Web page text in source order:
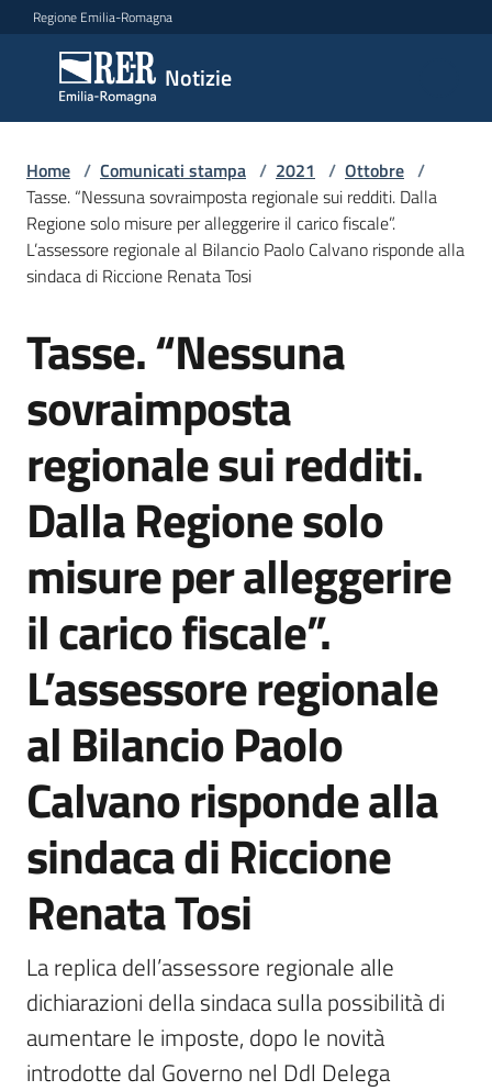
Vai al contenuto
Vai alla navigazione
Vai al footer
Regione Emilia-Romagna
Notizie
Notizie
Comunicati
stampa
Menu selezionato
Cerca
un
Risorse
Agenzia
di
informazione
e
comunicazione
Seguici
su
Home / Comunicati stampa / 2021 / Ottobre /
Tasse. “Nessuna sovraimposta regionale sui redditi. Dalla
Regione solo misure per alleggerire il carico fiscale”.
L’assessore regionale al Bilancio Paolo Calvano risponde alla
sindaca di Riccione Renata Tosi
Salta al contenuto
Tasse. “Nessuna
sovraimposta
regionale sui redditi.
Dalla Regione solo
misure per alleggerire
il carico fiscale”.
L’assessore regionale
al Bilancio Paolo
Calvano risponde alla
sindaca di Riccione
Renata Tosi
La replica dell’assessore regionale alle
dichiarazioni della sindaca sulla possibilità di
aumentare le imposte, dopo le novità
introdotte dal Governo nel Ddl Delega